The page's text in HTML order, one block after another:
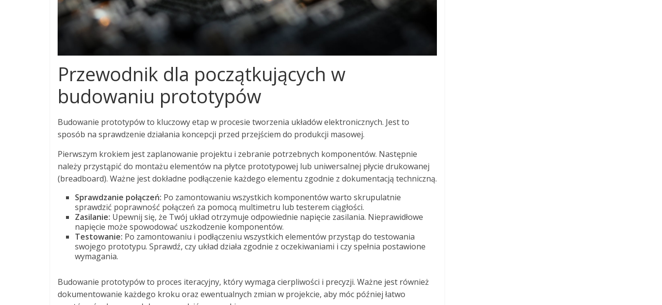
Przewodnik dla początkujących w
budowaniu prototypów
Budowanie prototypów to kluczowy etap w procesie tworzenia układów elektronicznych. Jest to
sposób na sprawdzenie działania koncepcji przed przejściem do produkcji masowej.
Pierwszym krokiem jest zaplanowanie projektu i zebranie potrzebnych komponentów. Następnie
należy przystąpić do montażu elementów na płytce prototypowej lub uniwersalnej płycie drukowanej
(breadboard). Ważne jest dokładne podłączenie każdego elementu zgodnie z dokumentacją techniczną.
Sprawdzanie połączeń: Po zamontowaniu wszystkich komponentów warto skrupulatnie
sprawdzić poprawność połączeń za pomocą multimetru lub testerem ciągłości.
Zasilanie: Upewnij się, że Twój układ otrzymuje odpowiednie napięcie zasilania. Nieprawidłowe
napięcie może spowodować uszkodzenie komponentów.
Testowanie: Po zamontowaniu i podłączeniu wszystkich elementów przystąp do testowania
swojego prototypu. Sprawdź, czy układ działa zgodnie z oczekiwaniami i czy spełnia postawione
wymagania.
Budowanie prototypów to proces iteracyjny, który wymaga cierpliwości i precyzji. Ważne jest również
dokumentowanie każdego kroku oraz ewentualnych zmian w projekcie, aby móc później łatwo